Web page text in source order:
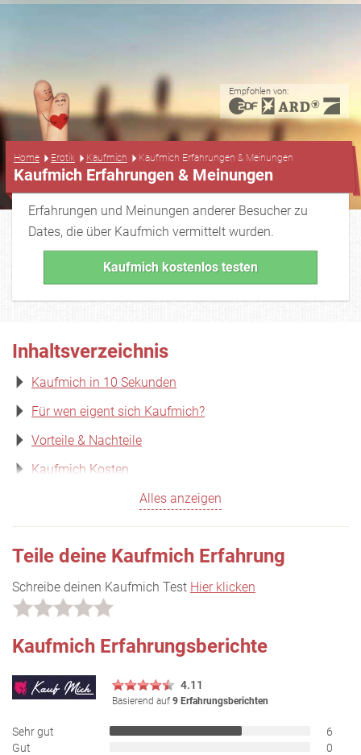
Empfohlen von:
Home Erotik Kaufmich Kaufmich Erfahrungen & Meinungen
Kaufmich Erfahrungen & Meinungen
Erfahrungen und Meinungen anderer Besucher zu
Dates, die über Kaufmich vermittelt wurden.
Kaufmich kostenlos testen
Inhaltsverzeichnis
Kaufmich in 10 Sekunden
Für wen eigent sich Kaufmich?
Vorteile & Nachteile
Kaufmich Kosten
Alles anzeigen
Teile deine Kaufmich Erfahrung
Schreibe deinen Kaufmich Test Hier klicken
Kaufmich Erfahrungsberichte
4.11
Basierend auf 9 Erfahrungsberichten
Sehr gut
6
Gut
0